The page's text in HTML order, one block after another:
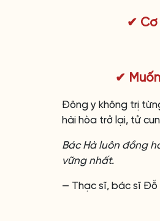
✔ Cơ
✔
Đông y không trị
hài hòa trở lại, tử
Bác Hà luôn đồng
vững nhất.
— Thạc sĩ, bác sĩ Đỗ